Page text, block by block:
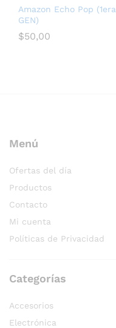
Amazon Echo Pop (1era
GEN)
$50,00
Menú
Ofertas del día
Productos
Contacto
Mi cuenta
Políticas de Privacidad
Categorías
Accesorios
Electrónica